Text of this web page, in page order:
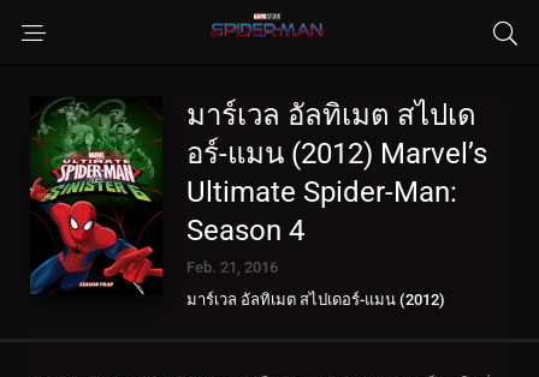
มาร์เวล อัลทิเมต สไปเด
อร์-แมน (2012) Marvel’s
Ultimate Spider-Man:
Season 4
Feb. 21, 2016
มาร์เวล อัลทิเมต สไปเดอร์-แมน (2012)